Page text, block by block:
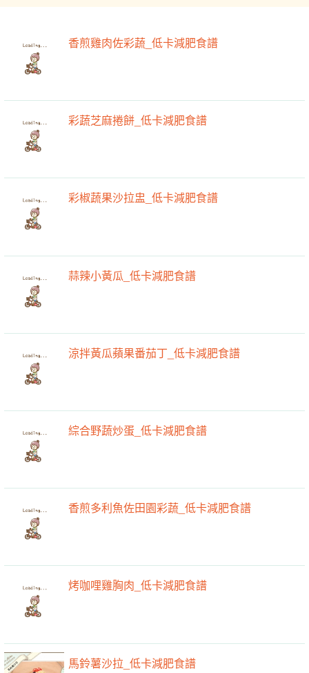
香煎雞肉佐彩蔬_低卡減肥食譜
彩蔬芝麻捲餅_低卡減肥食譜
彩椒蔬果沙拉盅_低卡減肥食譜
蒜辣小黃瓜_低卡減肥食譜
涼拌黃瓜蘋果番茄丁_低卡減肥食譜
綜合野蔬炒蛋_低卡減肥食譜
香煎多利魚佐田園彩蔬_低卡減肥食譜
烤咖哩雞胸肉_低卡減肥食譜
馬鈴薯沙拉_低卡減肥食譜